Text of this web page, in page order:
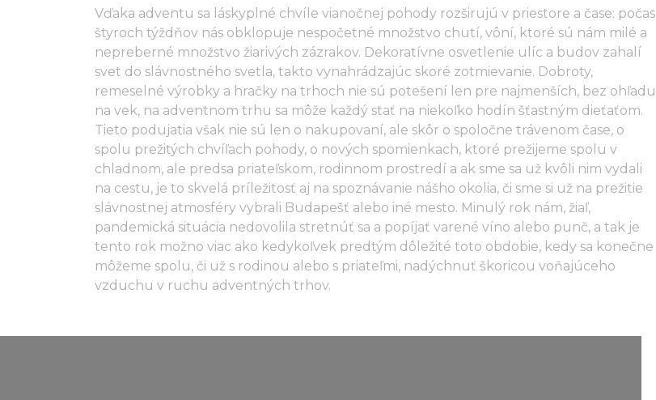
Vďaka adventu sa láskyplné chvíle vianočnej pohody rozširujú v priestore a čase: počas
štyroch týždňov nás obklopuje nespočetné množstvo chutí, vôní, ktoré sú nám milé a
nepreberné množstvo žiarivých zázrakov. Dekoratívne osvetlenie ulíc a budov zahalí
svet do slávnostného svetla, takto vynahrádzajúc skoré zotmievanie. Dobroty,
remeselné výrobky a hračky na trhoch nie sú potešení len pre najmenších, bez ohľadu
na vek, na adventnom trhu sa môže každý stať na niekoľko hodín šťastným dieťaťom.
Tieto podujatia však nie sú len o nakupovaní, ale skôr o spoločne trávenom čase, o
spolu prežitých chvíľach pohody, o nových spomienkach, ktoré prežijeme spolu v
chladnom, ale predsa priateľskom, rodinnom prostredí a ak sme sa už kvôli nim vydali
na cestu, je to skvelá príležitosť aj na spoznávanie nášho okolia, či sme si už na prežitie
slávnostnej atmosféry vybrali Budapešť alebo iné mesto. Minulý rok nám, žiaľ,
pandemická situácia nedovolila stretnúť sa a popíjať varené víno alebo punč, a tak je
tento rok možno viac ako kedykoľvek predtým dôležité toto obdobie, kedy sa konečne
môžeme spolu, či už s rodinou alebo s priateľmi, nadýchnuť škoricou voňajúceho
vzduchu v ruchu adventných trhov.